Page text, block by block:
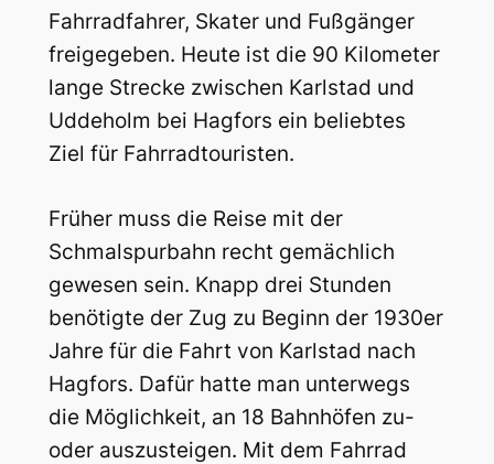
Fahrradfahrer, Skater und Fußgänger
freigegeben. Heute ist die 90 Kilometer
lange Strecke zwischen Karlstad und
Uddeholm bei Hagfors ein beliebtes
Ziel für Fahrradtouristen.
Früher muss die Reise mit der
Schmalspurbahn recht gemächlich
gewesen sein. Knapp drei Stunden
benötigte der Zug zu Beginn der 1930er
Jahre für die Fahrt von Karlstad nach
Hagfors. Dafür hatte man unterwegs
die Möglichkeit, an 18 Bahnhöfen zu-
oder auszusteigen. Mit dem Fahrrad